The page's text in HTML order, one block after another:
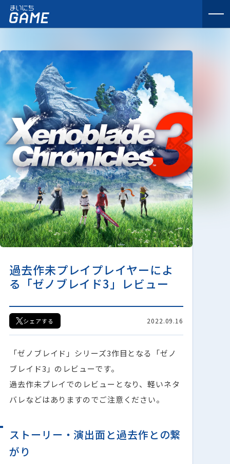
過去作未プレイプレイヤーによ
る「ゼノブレイド3」レビュー
シェアする 2022.09.16
「ゼノブレイド」シリーズ3作目となる「ゼノ
ブレイド3」のレビューです。
過去作未プレイでのレビューとなり、軽いネタ
バレなどはありますのでご注意ください。
ストーリー・演出面と過去作との繋
がり